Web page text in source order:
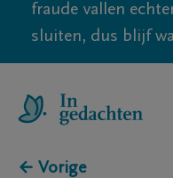
fraude vallen
sluiten, dus blijf
← Vorige